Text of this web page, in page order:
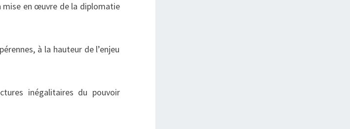
en œuvre de la diplomatie
à la hauteur de l’enjeu
inégalitaires du pouvoir